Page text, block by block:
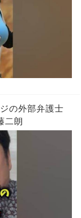
の外部弁護士
二朗